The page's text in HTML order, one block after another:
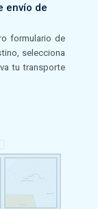
envío de
formulario de
selecciona
tu transporte